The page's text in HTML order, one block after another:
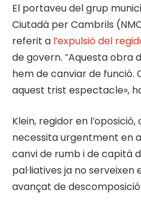
El portaveu del grup
Ciutadà per Cambrils
referit a l’expulsió del
de govern. “Aquesta obra
hem de canviar de funció.
aquest trist espectacle»,
Klein, regidor en
necessita urgentment en
canvi de rumb i de capità
pal·liatives ja no
avançat de